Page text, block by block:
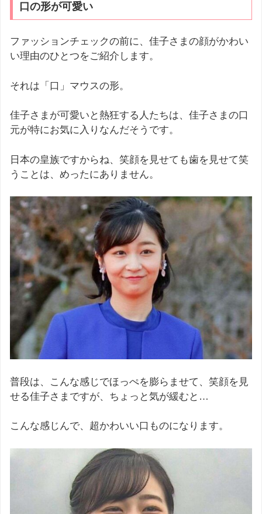
口の形が可愛い
ファッションチェックの前に、佳子さまの顔がかわい
い理由のひとつをご紹介します。
それは「口」マウスの形。
佳子さまが可愛いと熱狂する人たちは、佳子さまの口
元が特にお気に入りなんだそうです。
日本の皇族ですからね、笑顔を見せても歯を見せて笑
うことは、めったにありません。
普段は、こんな感じでほっぺを膨らませて、笑顔を見
せる佳子さまですが、ちょっと気が緩むと…
こんな感じんで、超かわいい口ものになります。